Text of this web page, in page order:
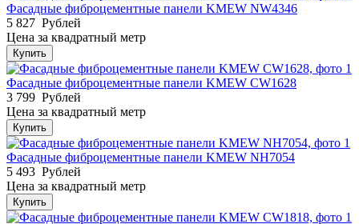
Фасадные фиброцементные панели KMEW NW4346
5 827 Рублей
Цена за квадратный метр
Купить
Фасадные фиброцементные панели KMEW CW1628
3 799 Рублей
Цена за квадратный метр
Купить
Фасадные фиброцементные панели KMEW NH7054
5 493 Рублей
Цена за квадратный метр
Купить